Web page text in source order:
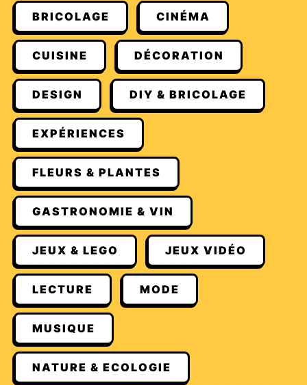
BRICOLAGE CINÉMA
CUISINE DÉCORATION
DESIGN DIY & BRICOLAGE
EXPÉRIENCES
FLEURS & PLANTES
GASTRONOMIE & VIN
JEUX & LEGO JEUX VIDÉO
LECTURE MODE
MUSIQUE
NATURE & ECOLOGIE